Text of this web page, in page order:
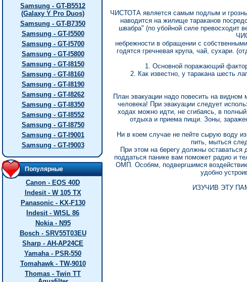
Samsung - GT-B5512
(Galaxy Y Pro Duos)
Samsung - GT-B7350
Samsung - GT-I5500
Samsung - GT-I5700
Samsung - GT-I5800
Samsung - GT-I8150
Samsung - GT-I8160
Samsung - GT-I8190
Samsung - GT-I8262
Samsung - GT-I8350
Samsung - GT-I8552
Samsung - GT-I8750
Samsung - GT-I9001
Samsung - GT-I9003
Популярные
Canon - EOS 40D
Indesit - W 105 TX
Panasonic - KX-F130
Indesit - WISL 86
Nokia - N95
Bosch - SRV55T03EU
Sharp - AH-AP24CE
Yamaha - PSR-550
Tomahawk - TW-9010
Thomas - Twin TT
ЧИСТОТА является самым подлым и
наводится на жилище тараканов
швабра" (по убойной силе
небрежности в обращении с
годятся гречневая крупа, чай, сухари.
1. Основной поражающий
2. Как известно, у таракана шесть
План эвакуации надо повесить на видном
человека! При эвакуации следует
ходах можно идти, не сгибаясь, в
отдыха и приема пищи. Зоны,
Ни в коем случае не пейте сырую воду
пить, мыться
При этом на берегу должны оставаться
поддаться панике вам поможет радио и
ОМП. Особям, подвергшимся
удобно
ИЗУЧИВ ЭТУ